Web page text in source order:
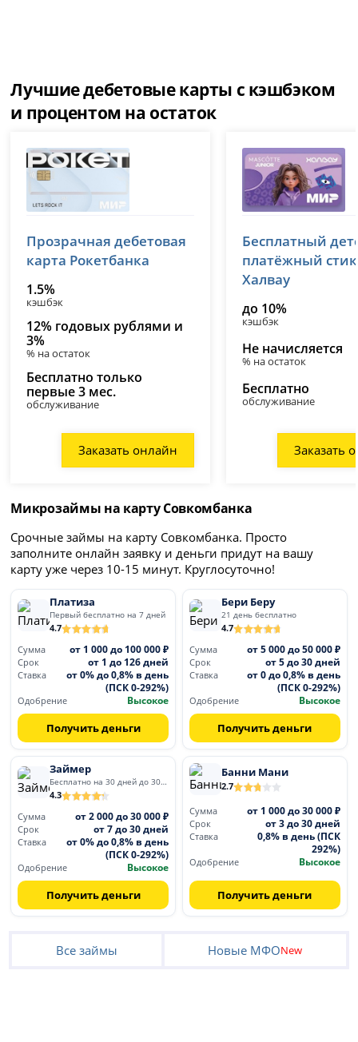
Лучшие дебетовые карты с кэшбэком
и процентом на остаток
лицензия № 963
Прозрачная дебетовая
карта Рокетбанка
1.5%
кэшбэк
12% годовых рублями и
3%
% на остаток
Бесплатно только
первые 3 мес.
обслуживание
Заказать онлайн
лицензия № 963
Бесплатный
платёжный
Халвау
до 10%
кэшбэк
Не начисляется
% на остаток
Бесплатно
обслуживание
Заказать
Микрозаймы на карту Совкомбанка
Срочные займы на карту Совкомбанка. Просто
заполните онлайн заявку и деньги придут на вашу
карту уже через 10-15 минут. Круглосуточно!
Платиза
Первый бесплатно на 7 дней
4.7
Сумма
от 1 000 до 100 000 ₽
Срок от 1 до 126 дней
Ставка
от 0% до 0,8% в день
(ПСК 0-292%)
Одобрение Высокое
Получить деньги
Бери Беру
21 день бесплатно
4.7
Сумма
от 5 000 до 50 000 ₽
Срок от 5 до 30 дней
Ставка
от 0 до 0,8% в день
(ПСК 0-292%)
Одобрение Высокое
Получить деньги
Займер
Бесплатно на 30 дней до 30 000
4.3
Сумма
от 2 000 до 30 000 ₽
Срок от 7 до 30 дней
Ставка
от 0% до 0,8% в день
(ПСК 0-292%)
Одобрение Высокое
Получить деньги
Банни Мани
2.7
Сумма от 1 000 до 30 000 ₽
Срок от 3 до 30 дней
Ставка
0,8% в день (ПСК
292%)
Одобрение Высокое
Получить деньги
Все займы Новые МФОNew